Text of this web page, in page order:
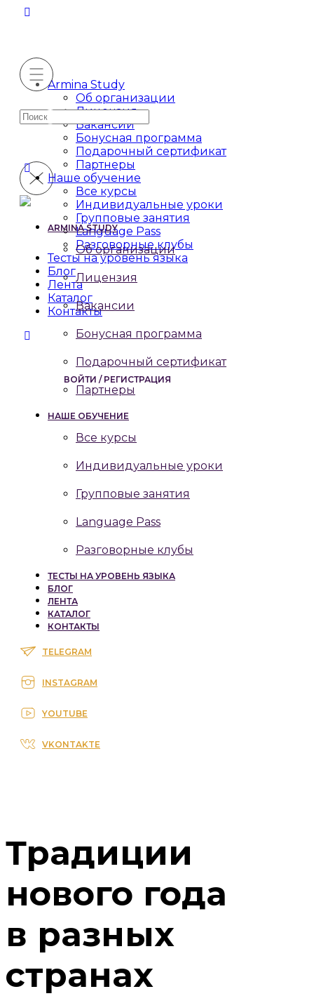
Armina Study
Об организации
Лицензия
Вакансии
Бонусная программа
Подарочный сертификат
Партнеры
Наше обучение
Все курсы
Индивидуальные уроки
Групповые занятия
Language Pass
Разговорные клубы
Тесты на уровень языка
Блог
Лента
Каталог
Контакты
ВОЙТИ / РЕГИСТРАЦИЯ
Искать:
ARMINA STUDY
Об организации
Лицензия
Вакансии
Бонусная программа
Подарочный сертификат
Партнеры
НАШЕ ОБУЧЕНИЕ
Все курсы
Индивидуальные уроки
Групповые занятия
Language Pass
Разговорные клубы
ТЕСТЫ НА УРОВЕНЬ ЯЗЫКА
БЛОГ
ЛЕНТА
КАТАЛОГ
КОНТАКТЫ
TELEGRAM
INSTAGRAM
YOUTUBE
VKONTAKTE
Традиции
нового года
в разных
странах